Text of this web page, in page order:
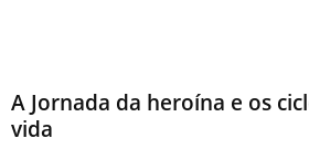
A Jornada da heroína e os
vida